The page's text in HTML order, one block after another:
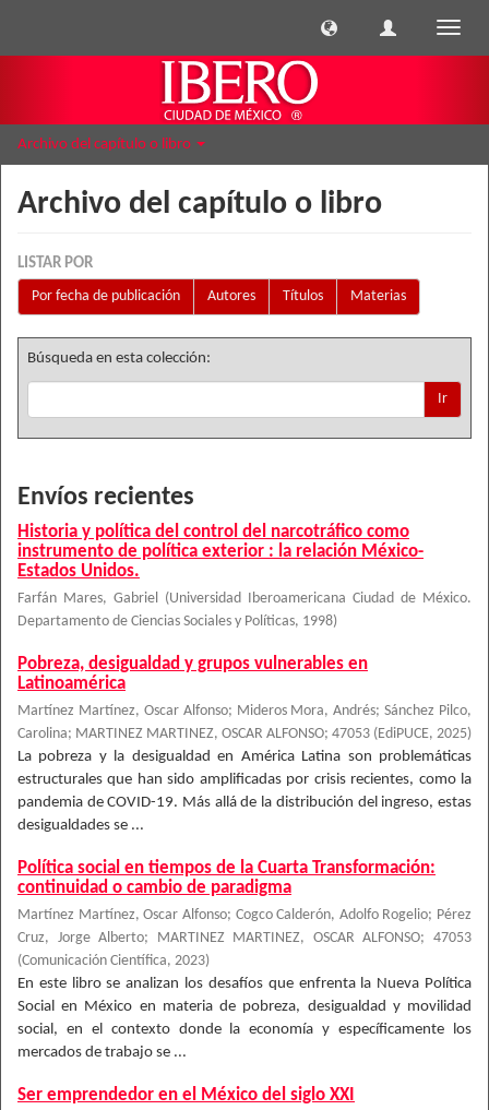
Archivo del capítulo o libro
Archivo del capítulo o libro
LISTAR POR
Por fecha de publicación
Autores Títulos Materias
Búsqueda en esta colección:
Ir
Envíos recientes
Historia y política del control del narcotráfico como
instrumento de política exterior : la relación México-
Estados Unidos.
Farfán Mares, Gabriel (Universidad Iberoamericana Ciudad de México.
Departamento de Ciencias Sociales y Políticas, 1998)
Pobreza, desigualdad y grupos vulnerables en
Latinoamérica
Martínez Martínez, Oscar Alfonso; Mideros Mora, Andrés; Sánchez Pilco,
Carolina; MARTINEZ MARTINEZ, OSCAR ALFONSO; 47053 ( EdiPUCE, 2025)
La pobreza y la desigualdad en América Latina son problemáticas
estructurales que han sido amplificadas por crisis recientes, como la
pandemia de COVID-19. Más allá de la distribución del ingreso, estas
desigualdades se ...
Política social en tiempos de la Cuarta Transformación:
continuidad o cambio de paradigma
Martínez Martínez, Oscar Alfonso; Cogco Calderón, Adolfo Rogelio; Pérez
Cruz, Jorge Alberto; MARTINEZ MARTINEZ, OSCAR ALFONSO; 47053
(Comunicación Científica, 2023)
En este libro se analizan los desafíos que enfrenta la Nueva Política
Social en México en materia de pobreza, desigualdad y movilidad
social, en el contexto donde la economía y específicamente los
mercados de trabajo se ...
Ser emprendedor en el México del siglo XXI